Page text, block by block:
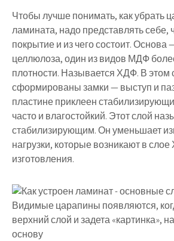
Чтобы лучше понимать, как убрать
ламината, надо представлять себе,
покрытие и из чего состоит. Основа
целлюлоза, один из видов МДФ
плотности. Называется ХДФ. В этом
сформированы замки — выступ и
пластине приклеен
часто и влагостойкий. Этот слой
стабилизирующим. Он уменьшает
нагрузки, которые возникают в
изготовления.
Видимые царапины появляются,
верхний слой и задета «картинка»,
основу